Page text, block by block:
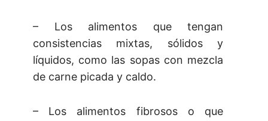
– Los alimentos que tengan
consistencias mixtas, sólidos y
líquidos, como las sopas con mezcla
de carne picada y caldo.
– Los alimentos fibrosos o que